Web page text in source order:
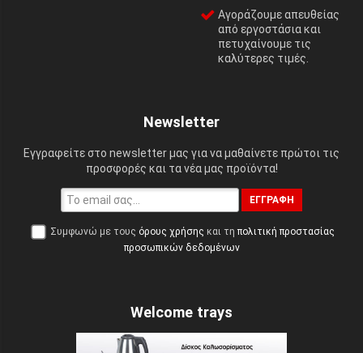
Αγοράζουμε απευθείας
από εργοστάσια και
πετυχαίνουμε τις
καλύτερες τιμές.
Newsletter
Εγγραφείτε στο newsletter μας για να μαθαίνετε πρώτοι τις
προσφορές και τα νέα μας προϊόντα!
ΕΓΓΡΑΦΉ
Συμφωνώ με τους όρους χρήσης και τη πολιτική προστασίας
προσωπικών δεδομένων
Welcome trays